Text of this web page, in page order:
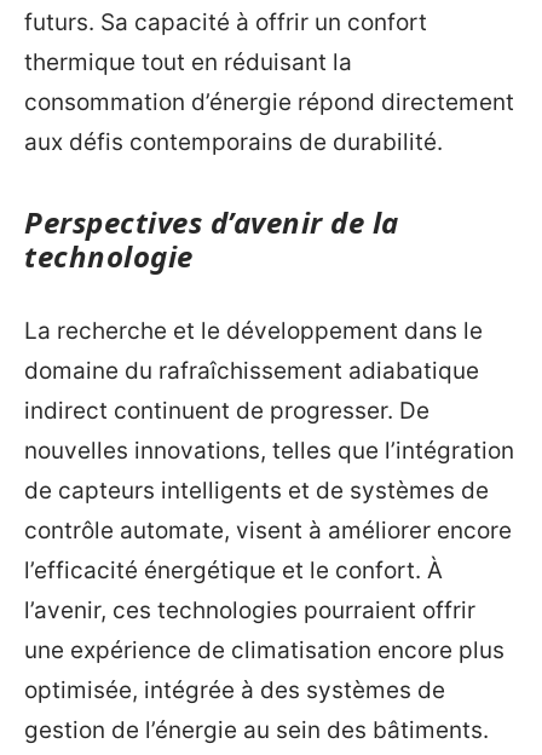
futurs. Sa capacité à offrir un confort
thermique tout en réduisant la
consommation d’énergie répond directement
aux défis contemporains de durabilité.
Perspectives d’avenir de la
technologie
La recherche et le développement dans le
domaine du rafraîchissement adiabatique
indirect continuent de progresser. De
nouvelles innovations, telles que l’intégration
de capteurs intelligents et de systèmes de
contrôle automate, visent à améliorer encore
l’efficacité énergétique et le confort. À
l’avenir, ces technologies pourraient offrir
une expérience de climatisation encore plus
optimisée, intégrée à des systèmes de
gestion de l’énergie au sein des bâtiments.